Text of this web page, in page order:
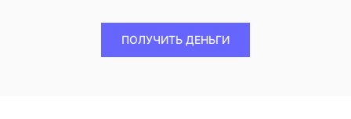
ПОЛУЧИТЬ ДЕНЬГИ